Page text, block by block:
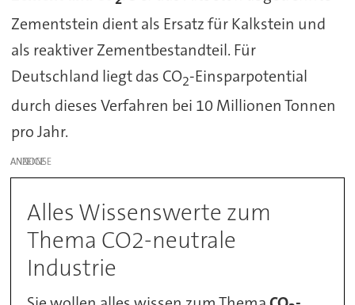
Zementstein dient als Ersatz für Kalkstein und
als reaktiver Zementbestandteil. Für
Deutschland liegt das CO2-Einsparpotential
durch dieses Verfahren bei 10 Millionen Tonnen
pro Jahr.
ANZEIGE
Alles Wissenswerte zum
Thema CO2-neutrale
Industrie